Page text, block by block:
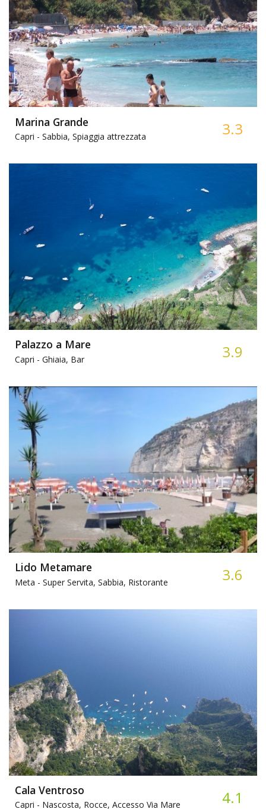
Marina Grande
Capri - Sabbia, Spiaggia attrezzata 3.3
Palazzo a Mare
Capri - Ghiaia, Bar 3.9
Lido Metamare
Meta - Super Servita, Sabbia, Ristorante 3.6
Cala Ventroso
Capri - Nascosta, Rocce, Accesso Via Mare 4.1